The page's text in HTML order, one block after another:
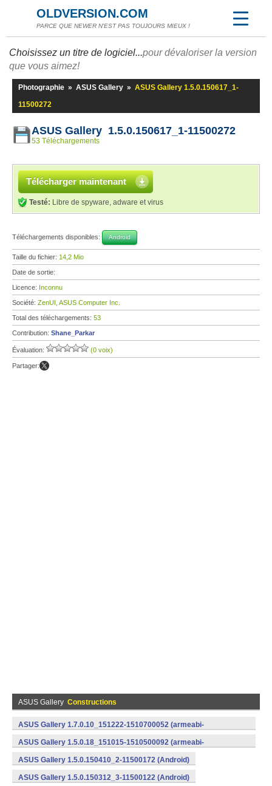
OLDVERSION.COM
PARCE QUE NEWER N'EST PAS TOUJOURS MIEUX !
Choisissez un titre de logiciel...pour dévaloriser la version
que vous aimez!
Photographie » ASUS Gallery » ASUS Gallery 1.5.0.150617_1-
11500272
ASUS Gallery 1.5.0.150617_1-11500272
53 Téléchargements
Télécharger maintenant
Testé: Libre de spyware, adware et virus
Téléchargements disponibles: Android
Taille du fichier: 14,2 Mio
Date de sortie:
Licence: Inconnu
Société: ZenUI, ASUS Computer Inc.
Total des téléchargements: 53
Contribution: Shane_Parkar
Évaluation: (0 voix)
Partager:
ASUS Gallery Constructions
ASUS Gallery 1.7.0.10_151222-1510700052 (armeabi-
v7a,x86) (Android)
ASUS Gallery 1.5.0.18_151015-1510500092 (armeabi-
v7a,x86) (Android)
ASUS Gallery 1.5.0.150410_2-11500172 (Android)
ASUS Gallery 1.5.0.150312_3-11500122 (Android)